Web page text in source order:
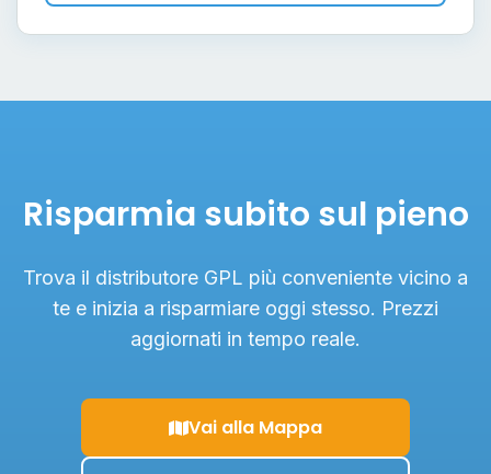
Risparmia subito sul pieno
Trova il distributore GPL più conveniente vicino a
te e inizia a risparmiare oggi stesso. Prezzi
aggiornati in tempo reale.
Vai alla Mappa